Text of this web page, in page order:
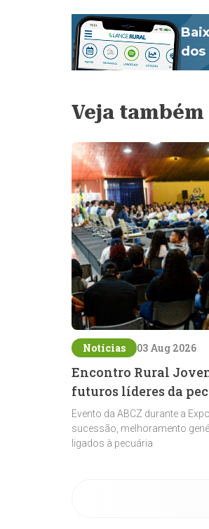
dos
Veja também
Notícias 03 Aug 2026
Encontro Rural
futuros líderes da
Evento da ABCZ durante a
sucessão, melhoramento
ligados à pecuária